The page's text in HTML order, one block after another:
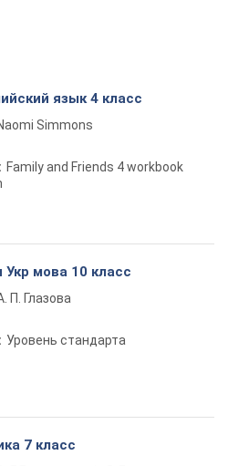
язык 4 класс
Simmons
Family and Friends 4 workbook
Укр мова 10 класс
П. Глазова
Уровень стандарта
7 класс